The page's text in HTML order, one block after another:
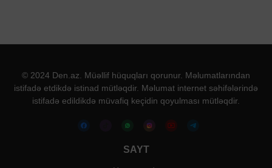
© 2024 Den.az. Müəllif hüquqları qorunur. Məlumatlarından
istifadə etdikdə istinad mütləqdir. Məlumat internet səhifələrində
istifadə edildikdə müvafiq keçidin qoyulması mütləqdir.
SAYT